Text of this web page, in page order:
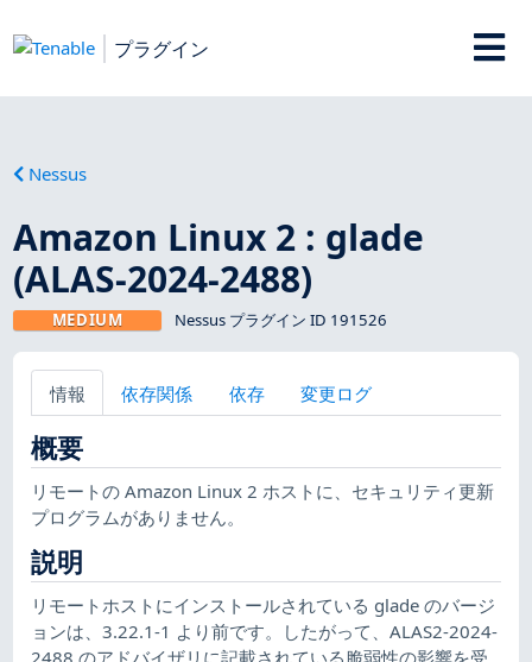
プラグイン
Nessus
Amazon Linux 2 : glade
(ALAS-2024-2488)
MEDIUM Nessus プラグイン ID 191526
情報 依存関係 依存 変更ログ
概要
リモートの Amazon Linux 2 ホストに、セキュリティ更新
プログラムがありません。
説明
リモートホストにインストールされている glade のバージ
ョンは、3.22.1-1 より前です。したがって、ALAS2-2024-
2488 のアドバイザリに記載されている脆弱性の影響を受